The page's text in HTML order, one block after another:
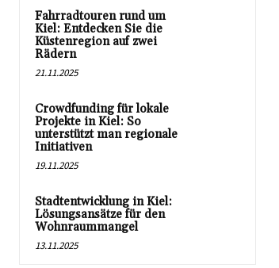
Fahrradtouren rund um
Kiel: Entdecken Sie die
Küstenregion auf zwei
Rädern
21.11.2025
Crowdfunding für lokale
Projekte in Kiel: So
unterstützt man regionale
Initiativen
19.11.2025
Stadtentwicklung in Kiel:
Lösungsansätze für den
Wohnraummangel
13.11.2025